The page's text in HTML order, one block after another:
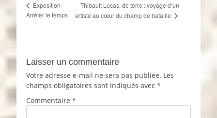
Exposition –
Arrêter le temps
Thibault Lucas, de terre : voyage d’un
artiste au cœur du champ de bataille
Laisser un commentaire
Votre adresse e-mail ne sera pas publiée. Les
champs obligatoires sont indiqués avec *
Commentaire *